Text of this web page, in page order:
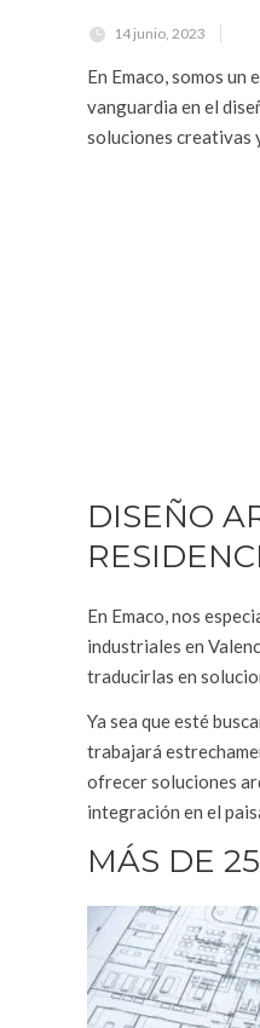
14 junio, 2023
En Emaco, somos
vanguardia en el
soluciones creativas
DISEÑO
En Emaco, nos
industriales en
traducirlas en
Ya sea que esté
trabajará
ofrecer soluciones
integración en el
MÁS DE